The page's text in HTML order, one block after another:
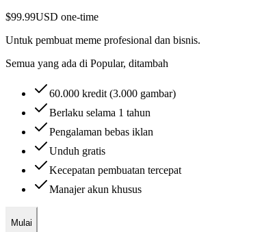
$99.99USD one-time
Untuk pembuat meme profesional dan bisnis.
Semua yang ada di Popular, ditambah
60.000 kredit (3.000 gambar)
Berlaku selama 1 tahun
Pengalaman bebas iklan
Unduh gratis
Kecepatan pembuatan tercepat
Manajer akun khusus
Mulai